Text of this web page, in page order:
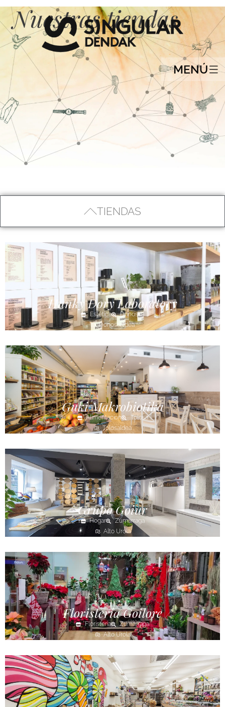
MENÚ
Nuestras tiendas
TIENDAS
Hunky Dory Laboratory
Estética
Donostia
Donostialdea
Guki Makrobiotika
Alimentación
Tolosa
Tolosaldea
Grupo Goiur
Hogar
Zumarraga
Alto Urola
Floristería Goilore
Floristería
Zumarraga
Alto Urola